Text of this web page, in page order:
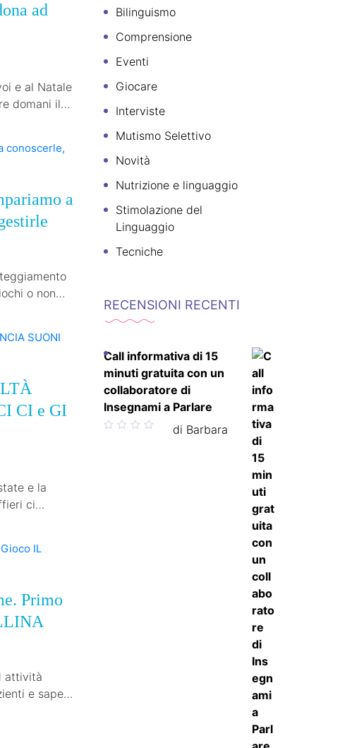
ad
e al Natale
domani il
a
o non
CI e GI
e la
ci
Primo
attività
e sapete
Bilinguismo
Comprensione
Eventi
Giocare
Interviste
Mutismo Selettivo
Novità
Nutrizione e linguaggio
Stimolazione del
Linguaggio
Tecniche
RECENSIONI RECENTI
Call informativa di 15
minuti gratuita con un
collaboratore di
Insegnami a Parlare
Valutato di Barbara